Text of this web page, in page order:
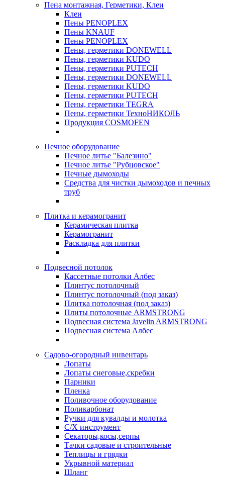
Пена монтажная, Герметики, Клеи
Клеи
Пены PENOPLEX
Пены KNAUF
Пены PENOPLEX
Пены, герметики DONEWELL
Пены, герметики KUDO
Пены, герметики PUTECH
Пены, герметики DONEWELL
Пены, герметики KUDO
Пены, герметики PUTECH
Пены, герметики TEGRA
Пены, герметики ТехноНИКОЛЬ
Продукция COSMOFEN
Печное оборудование
Печное литье "Балезино"
Печное литье "Рубцовское"
Печные дымоходы
Средства для чистки дымоходов и печных
труб
Плитка и керамогранит
Керамическая плитка
Керамогранит
Раскладка для плитки
Подвесной потолок
Кассетные потолки Албес
Плинтус потолочный
Плинтус потолочный (под заказ)
Плитка потолочная (под заказ)
Плиты потолочные ARMSTRONG
Подвесная система Javelin ARMSTRONG
Подвесная система Албес
Садово-огородный инвентарь
Лопаты
Лопаты снеговые,скребки
Парники
Пленка
Поливочное оборудование
Поликарбонат
Ручки для кувалды и молотка
С/Х инструмент
Секаторы,косы,серпы
Тачки садовые и строительные
Теплицы и грядки
Укрывной материал
Шланг